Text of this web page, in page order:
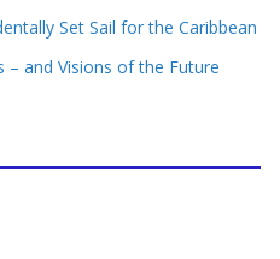
Set Sail for the Caribbean
– and Visions of the Future